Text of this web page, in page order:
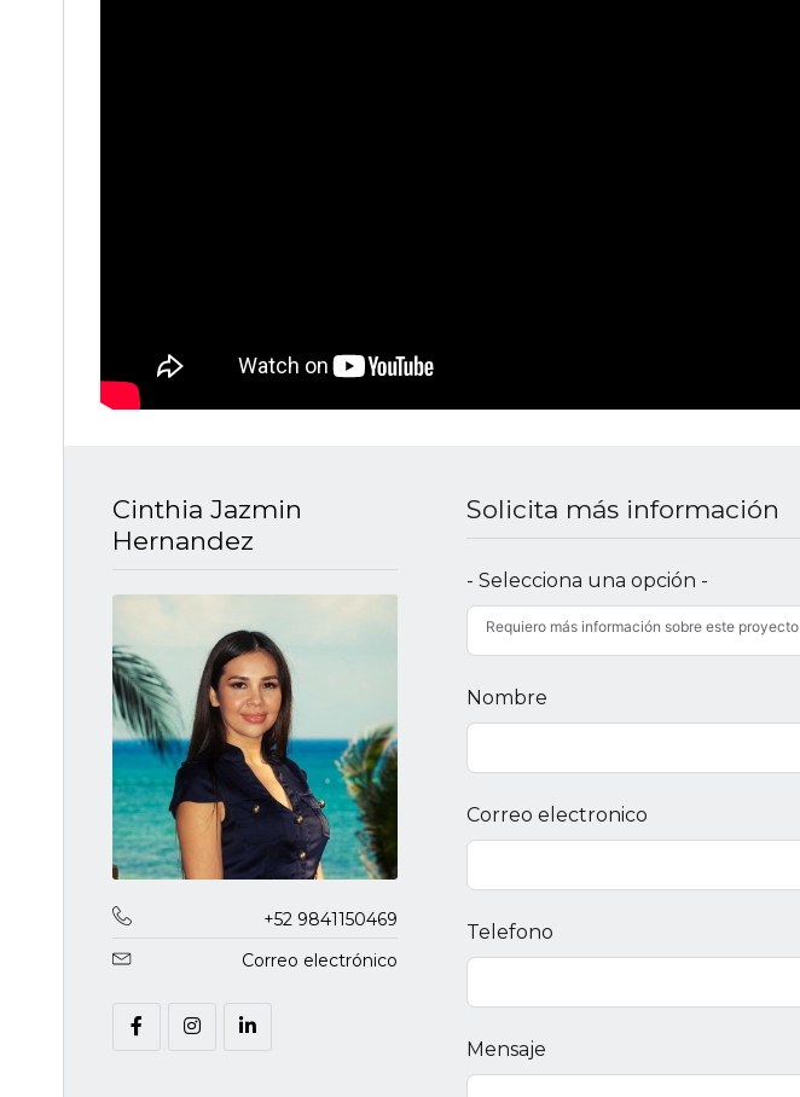
Cinthia Jazmin
Hernandez
+52 9841150469
Correo electrónico
Solicita más información
- Selecciona una opción -
Requiero más información sobre este proyecto
Nombre
Correo electronico
Telefono
Mensaje